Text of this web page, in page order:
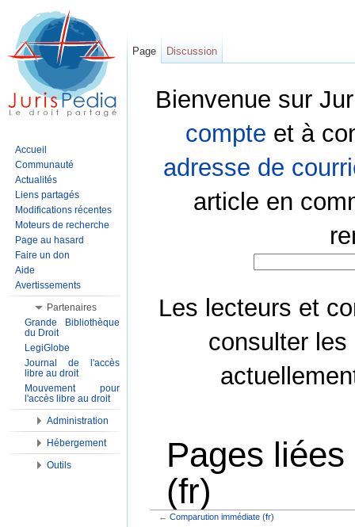
Bienvenue sur
compte et à
adresse de
article en
Les lecteurs et
consulter les
Pages
(fr)
← Comparution immédiate (fr)
Page Discussion
Accueil
Communauté
Actualités
Liens partagés
Modifications récentes
Moteurs de recherche
Page au hasard
Faire un don
Aide
Avertissements
Partenaires
Grande Bibliothèque
du Droit
LegiGlobe
Journal de l'accès
libre au droit
Mouvement pour
l'accès libre au droit
Administration
Hébergement
Outils